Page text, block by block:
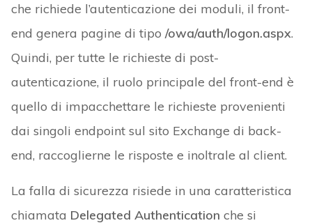
che richiede l’autenticazione dei moduli, il front-
end genera pagine di tipo /owa/auth/logon.aspx.
Quindi, per tutte le richieste di post-
autenticazione, il ruolo principale del front-end è
quello di impacchettare le richieste provenienti
dai singoli endpoint sul sito Exchange di back-
end, raccoglierne le risposte e inoltrale al client.
La falla di sicurezza risiede in una caratteristica
chiamata Delegated Authentication che si